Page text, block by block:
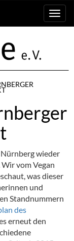
Toggle
wieder
vom Vegan
was dieser
und
Standnummern
des
erneut den